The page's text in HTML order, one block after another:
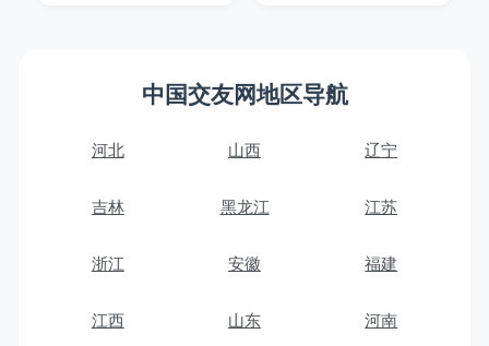
中国交友网地区导航
河北 山西 辽宁
吉林 黑龙江 江苏
浙江 安徽 福建
江西 山东 河南